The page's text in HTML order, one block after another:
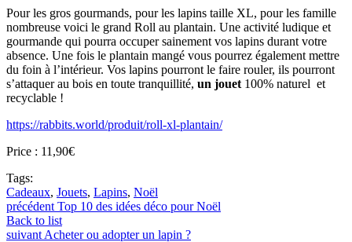
Pour les gros gourmands, pour les lapins taille XL, pour les famille
nombreuse voici le grand Roll au plantain. Une activité ludique et
gourmande qui pourra occuper sainement vos lapins durant votre
absence. Une fois le plantain mangé vous pourrez également mettre
du foin à l’intérieur. Vos lapins pourront le faire rouler, ils pourront
s’attaquer au bois en toute tranquillité, un jouet 100% naturel et
recyclable !
https://rabbits.world/produit/roll-xl-plantain/
Price : 11,90€
Tags:
Cadeaux, Jouets, Lapins, Noël
précédent Top 10 des idées déco pour Noël
Back to list
suivant Acheter ou adopter un lapin ?